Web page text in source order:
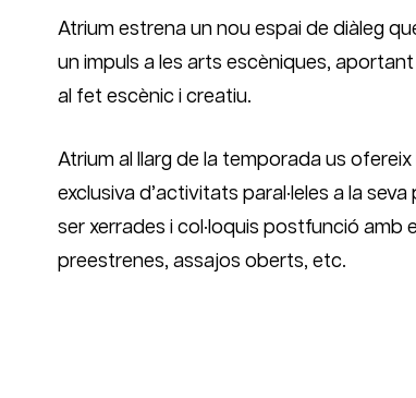
Atrium estrena un nou espai de diàleg
un impuls a les arts escèniques,
al fet escènic i creatiu.
Atrium al llarg de la temporada us
exclusiva d’activitats paral·leles a la
ser xerrades i col·loquis postfunció amb
preestrenes, assajos oberts, etc.